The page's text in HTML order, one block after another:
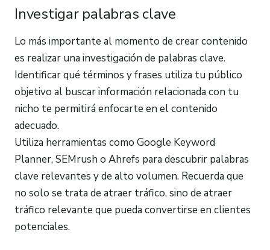
Investigar palabras clave
Lo más importante al momento de crear contenido
es realizar una investigación de palabras clave.
Identificar qué términos y frases utiliza tu público
objetivo al buscar información relacionada con tu
nicho te permitirá enfocarte en el contenido
adecuado.
Utiliza herramientas como Google Keyword
Planner, SEMrush o Ahrefs para descubrir palabras
clave relevantes y de alto volumen. Recuerda que
no solo se trata de atraer tráfico, sino de atraer
tráfico relevante que pueda convertirse en clientes
potenciales.